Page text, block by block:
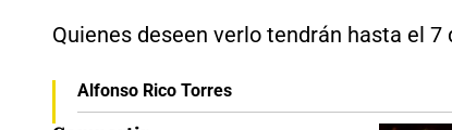
Quienes deseen verlo tendrán hasta el 7
Alfonso Rico Torres